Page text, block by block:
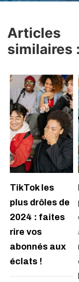
Articles
similaires :
TikTok les
plus drôles de
2024 : faites
rire vos
abonnés aux
éclats !